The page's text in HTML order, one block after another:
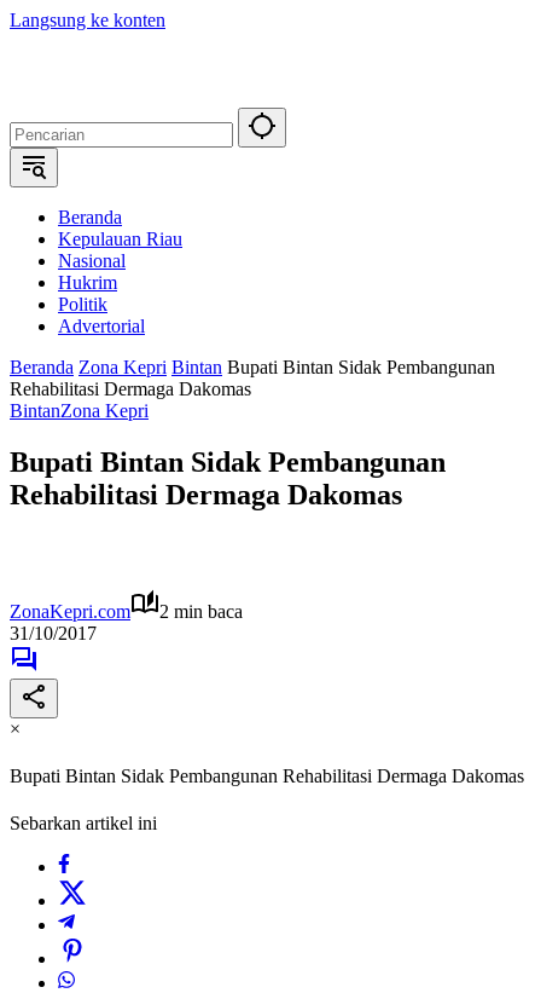
Langsung ke konten
Beranda
Kepulauan Riau
Nasional
Hukrim
Politik
Advertorial
Beranda Zona Kepri Bintan Bupati Bintan Sidak Pembangunan
Rehabilitasi Dermaga Dakomas
BintanZona Kepri
Bupati Bintan Sidak Pembangunan
Rehabilitasi Dermaga Dakomas
ZonaKepri.com
2 min baca
31/10/2017
×
Bupati Bintan Sidak Pembangunan Rehabilitasi Dermaga Dakomas
Sebarkan artikel ini